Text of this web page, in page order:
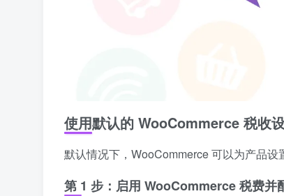
使用默认的 WooCommerce 税收
默认情况下，WooCommerce 可以为产品设
第 1 步：启用 WooCommerce 税费并